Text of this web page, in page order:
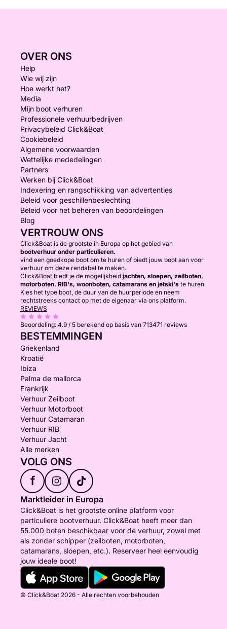
OVER ONS
Help
Wie wij zijn
Hoe werkt het?
Media
Mijn boot verhuren
Professionele verhuurbedrijven
Privacybeleid Click&Boat
Cookiebeleid
Algemene voorwaarden
Wettelijke mededelingen
Partners
Werken bij Click&Boat
Indexering en rangschikking van advertenties
Beleid voor geschillenbeslechting
Beleid voor het beheren van beoordelingen
Blog
VERTROUW ONS
Click&Boat is de grootste in Europa op het gebied van
bootverhuur onder particulieren.
vind een goedkope boot om te huren of biedt jouw boot aan voor
verhuur om deze rendabel te maken.
Click&Boat biedt je de mogelijkheid jachten, sloepen, zeilboten,
motorboten, RIB's, woonboten, catamarans en jetski's te huren.
Kies het type boot, de duur van de huurperiode en neem
rechtstreeks contact op met de eigenaar via ons platform.
REVIEWS
Beoordeling: 4.9 / 5 berekend op basis van 713471 reviews
BESTEMMINGEN
Griekenland
Kroatië
Ibiza
Palma de mallorca
Frankrijk
Verhuur Zeilboot
Verhuur Motorboot
Verhuur Catamaran
Verhuur RIB
Verhuur Jacht
Alle merken
VOLG ONS
f
Marktleider in Europa
Click&Boat is het grootste online platform voor
particuliere bootverhuur. Click&Boat heeft meer dan
55.000 boten beschikbaar voor de verhuur, zowel met
als zonder schipper (zeilboten, motorboten,
catamarans, sloepen, etc.). Reserveer heel eenvoudig
jouw ideale boot!
© Click&Boat 2026 - Alle rechten voorbehouden